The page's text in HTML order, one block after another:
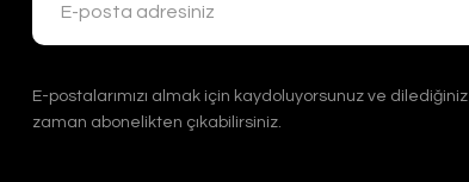
E-postalarımızı almak için kaydoluyorsunuz ve dilediğiniz
zaman abonelikten çıkabilirsiniz.